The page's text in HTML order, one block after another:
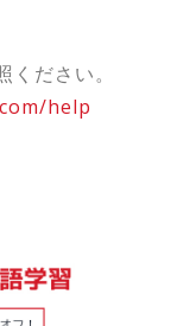
ださい。
help